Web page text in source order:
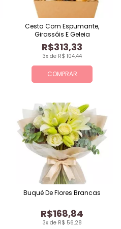
COMPRAR
3x de R$ 104,44
R$313,33
Cesta Com Espumante,
Girassóis E Geleia
3x de R$ 56,28
R$168,84
Buquê De Flores Brancas